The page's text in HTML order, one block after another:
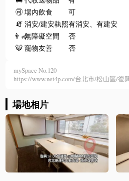
🉑 場內飲食
可
🧯 消安/建安執照有消安、有建安
👨‍🦽無障礙空間
否
🐯 寵物友善 否
mySpace No.120
https://www.net4p.com/台北市/松山區/復
場地相片